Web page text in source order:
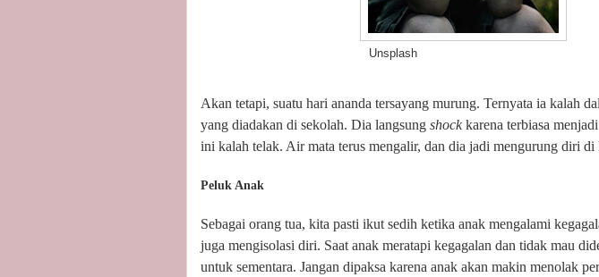
Unsplash
Akan tetapi, suatu hari ananda tersayang murung. Ternyata ia kalah
yang diadakan di sekolah. Dia langsung shockkarena terbiasa
ini kalah telak. Air mata terus mengalir, dan dia jadi mengurung diri di
Peluk Anak
Sebagai orang tua, kita pasti ikut sedih ketika anak mengalami
juga mengisolasi diri. Saat anak meratapi kegagalan dan tidak mau
untuk sementara. Jangan dipaksa karena anak akan makin menolak